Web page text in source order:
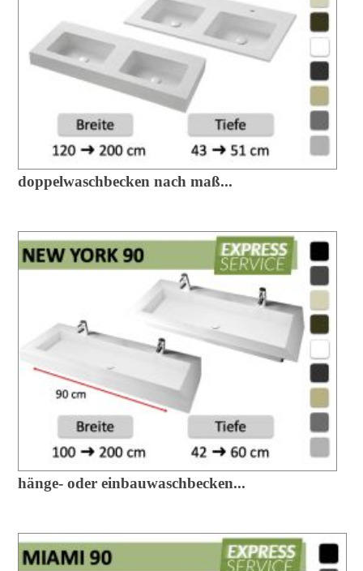
doppelwaschbecken nach maß...
hänge- oder einbauwaschbecken...